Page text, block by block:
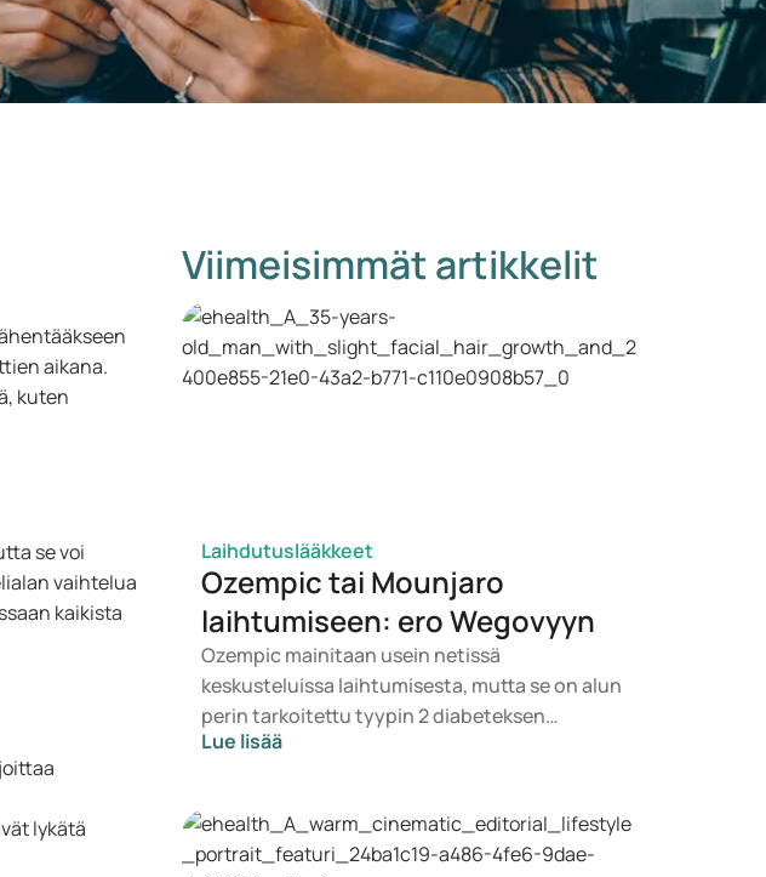
aikana.
kuten
se voi
vaihtelua
kaikista
lykätä
Viimeisimmät artikkelit
Laihdutuslääkkeet
Ozempic tai Mounjaro
laihtumiseen: ero Wegovyyn
Ozempic mainitaan usein netissä
keskusteluissa laihtumisesta, mutta se on alun
perin tarkoitettu tyypin 2 diabeteksen
hoitoon. Jos etsit lääkettä painonhallintaan,
Sopivan hoidon valitsee lääkäri
terveydentilasi, BMI:si ja käyttämäsi
Lue lisää